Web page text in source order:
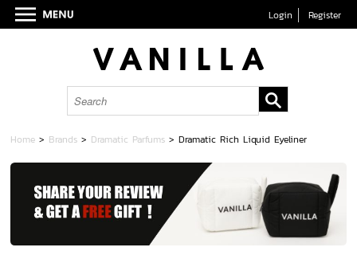
Login Register
Home > Brands > Dramatic Parfums >Dramatic Rich Liquid Eyeliner